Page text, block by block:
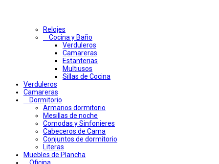
Relojes
Cocina y Baño
Verduleros
Camareras
Estanterias
Multiusos
Sillas de Cocina
Verduleros
Camareras
Dormitorio
Armarios dormitorio
Mesillas de noche
Comodas y Sinfonieres
Cabeceros de Cama
Conjuntos de dormitorio
Literas
Muebles de Plancha